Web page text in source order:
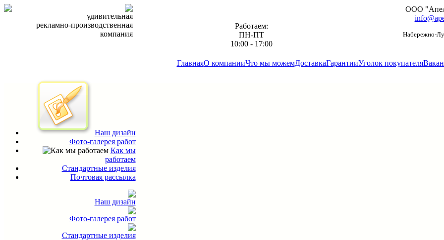
удивительная
рекламно-производственная
компания
Работаем:
ПН-ПТ
10:00 - 17:00
ООО
Набережно-
ГлавнаяО компанииЧто мы можемДоставкаГарантииУголок покупателя
Наш дизайн
Фото-галерея работ
Как мы
работаем
Стандартные изделия
Почтовая рассылка
Наш дизайн
Фото-галерея работ
Стандартные изделия